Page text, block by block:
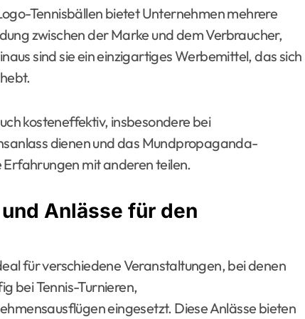
Tennisbällen bietet Unternehmen mehrere
zwischen der Marke und dem Verbraucher,
sind sie ein einzigartiges Werbemittel, das sich
kosteneffektiv, insbesondere bei
dienen und das Mundpropaganda-
mit anderen teilen.
Anlässe für den
für verschiedene Veranstaltungen, bei denen
bei Tennis-Turnieren,
eingesetzt. Diese Anlässe bieten